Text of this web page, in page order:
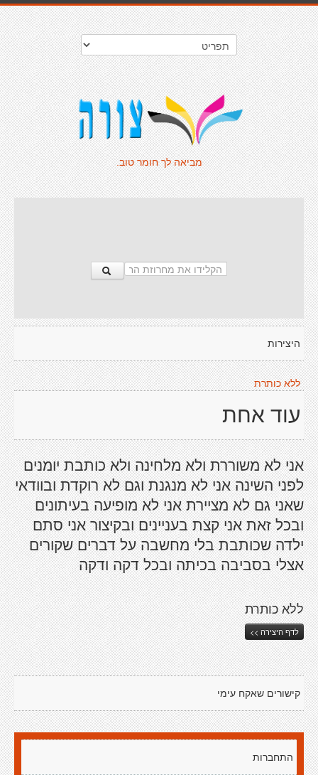
מביאה לך חומר טוב.
היצירות
ללא כותרת
עוד אחת
אני לא משוררת ולא מלחינה ולא כותבת יומנים
לפני השינה אני לא מנגנת וגם לא רוקדת ובוודאי
שאני גם לא מציירת אני לא מופיעה בעיתונים
ובכל זאת אני קצת בעניינים ובקיצור אני סתם
ילדה שכותבת בלי מחשבה על דברים שקורים
אצלי בסביבה בכיתה ובכל דקה ודקה
ללא כותרת
לדף היצירה >>
קישורים שאקח עימי
התחברות